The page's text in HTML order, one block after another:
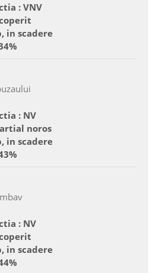
: VNV
in scadere
: NV
noros
in scadere
: NV
in scadere